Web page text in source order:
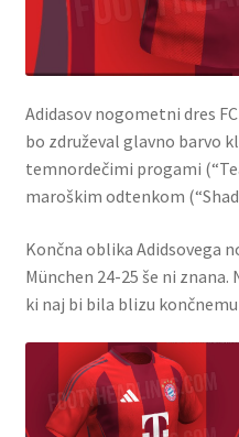
Adidasov nogometni dres
bo združeval glavno barvo
temnordečimi progami
maroškim odtenkom
Končna oblika Adidsovega
München 24-25 še ni
ki naj bi bila blizu končnemu